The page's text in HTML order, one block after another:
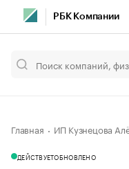
РБК Компании
Главная ИП Кузнецова
ДЕЙСТВУЕТОБНОВЛЕНО